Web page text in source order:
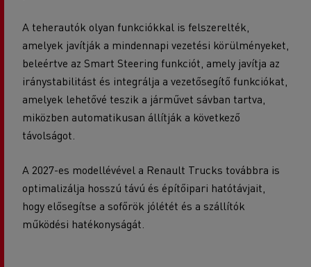
A teherautók olyan funkciókkal is felszerelték,
amelyek javítják a mindennapi vezetési körülményeket,
beleértve az Smart Steering funkciót, amely javítja az
iránystabilitást és integrálja a vezetősegítő funkciókat,
amelyek lehetővé teszik a járművet sávban tartva,
miközben automatikusan állítják a következő
távolságot.
A 2027-es modellévével a Renault Trucks továbbra is
optimalizálja hosszú távú és építőipari hatótávjait,
hogy elősegítse a sofőrök jólétét és a szállítók
működési hatékonyságát.